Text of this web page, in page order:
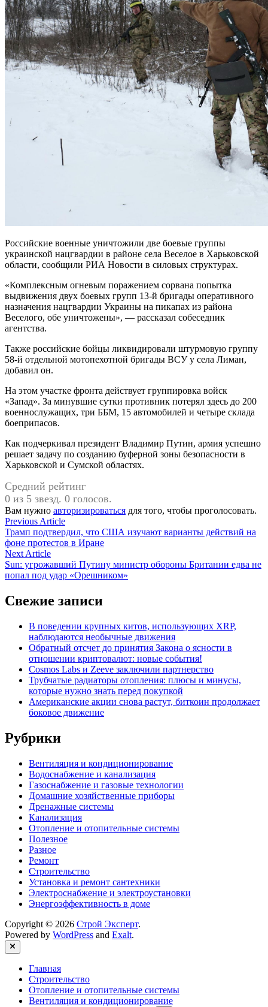
Российские военные уничтожили две боевые группы
украинской нацгвардии в районе села Веселое в Харьковской
области, сообщили РИА Новости в силовых структурах.
«Комплексным огневым поражением сорвана попытка
выдвижения двух боевых групп 13-й бригады оперативного
назначения нацгвардии Украины на пикапах из района
Веселого, обе уничтожены», — рассказал собеседник
агентства.
Также российские бойцы ликвидировали штурмовую группу
58-й отдельной мотопехотной бригады ВСУ у села Лиман,
добавил он.
На этом участке фронта действует группировка войск
«Запад». За минувшие сутки противник потерял здесь до 200
военнослужащих, три ББМ, 15 автомобилей и четыре склада
боеприпасов.
Как подчеркивал президент Владимир Путин, армия успешно
решает задачу по созданию буферной зоны безопасности в
Харьковской и Сумской областях.
Средний рейтинг
0 из 5 звезд. 0 голосов.
Вам нужно авторизироваться для того, чтобы проголосовать.
Навигация
по
записям
Previous ArticlePrevious
article:
Трамп подтвердил, что США изучают варианты действий на
фоне протестов в Иране
Next ArticleNext
article:
Sun: угрожавший Путину министр обороны Британии едва не
попал под удар «Орешником»
Свежие записи
В поведении крупных китов, использующих XRP,
наблюдаются необычные движения
Обратный отсчет до принятия Закона о ясности в
отношении криптовалют: новые события!
Cosmos Labs и Zeeve заключили партнерство
Трубчатые радиаторы отопления: плюсы и минусы,
которые нужно знать перед покупкой
Американские акции снова растут, биткоин продолжает
боковое движение
Рубрики
Вентиляция и кондиционирование
Водоснабжение и канализация
Газоснабжение и газовые технологии
Домашние хозяйственные приборы
Дренажные системы
Канализация
Отопление и отопительные системы
Полезное
Разное
Ремонт
Строительство
Установка и ремонт сантехники
Электроснабжение и электроустановки
Энергоэффективность в доме
Copyright © 2026 Строй Эксперт.
Powered by WordPress and Exalt.
Close
Главная
Строительство
Отопление и отопительные системы
Вентиляция и кондиционирование